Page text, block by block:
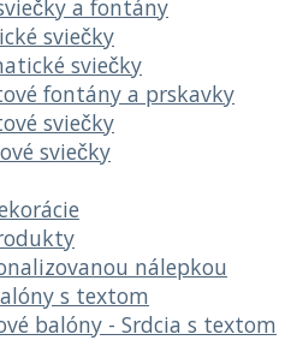
a fontány
sviečky
sviečky
fontány a prskavky
sviečky
sviečky
nálepkou
s textom
balóny - Srdcia s textom